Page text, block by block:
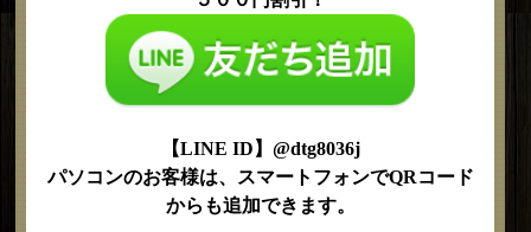
【LINE ID】@dtg8036j
パソコンのお客様は、スマートフォンでQRコード
からも追加できます。